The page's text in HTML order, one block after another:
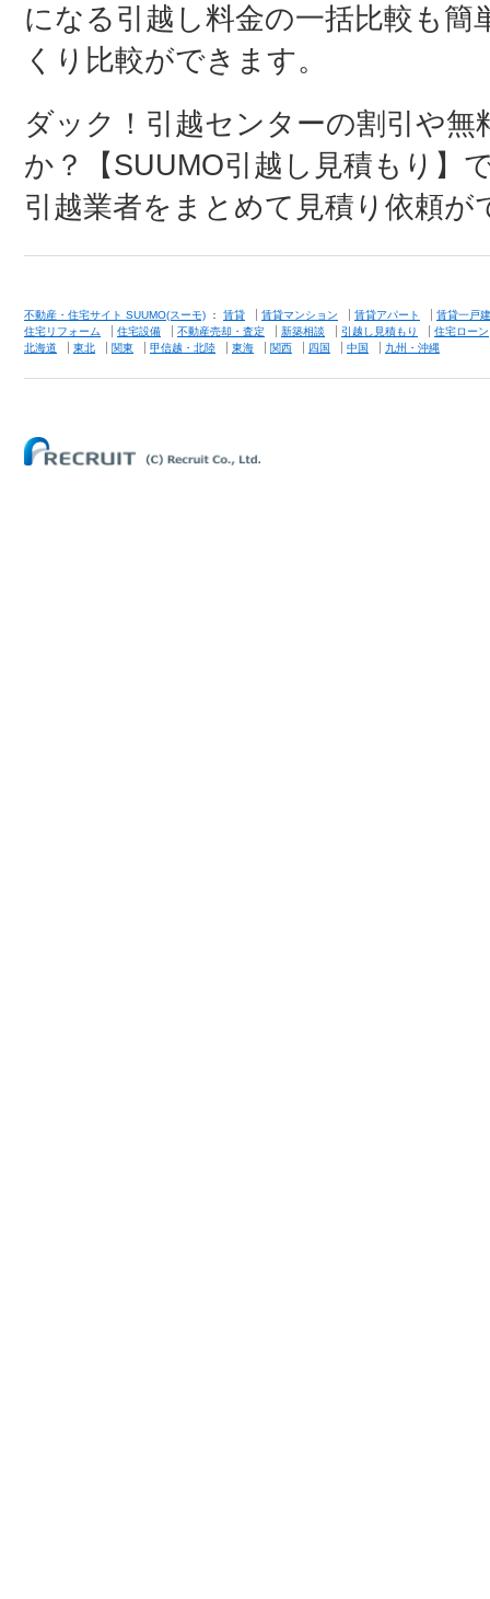
になる引越し料金の一括比較も
くり比較ができます。
ダック！引越センターの割引や
か？【SUUMO引越し見積もり】
引越業者をまとめて見積り依頼が
不動産・住宅サイト SUUMO(スーモ) ： 賃貸 賃貸マンション 賃貸アパート
賃貸一戸
住宅リフォーム
住宅設備 不動産売却・査定 新築相談 引越し見積もり
住宅ローン
北海道
東北 関東 甲信越・北陸 東海 関西 四国 中国 九州・沖縄